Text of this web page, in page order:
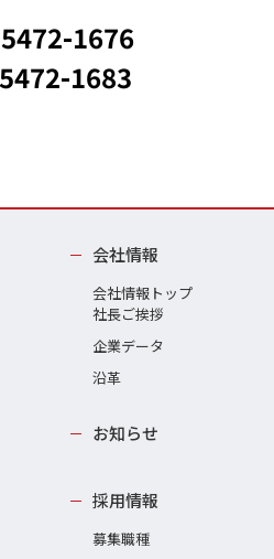
1676
1683
会社情報
会社情報トップ
社長ご挨拶
企業データ
沿革
お知らせ
採用情報
募集職種